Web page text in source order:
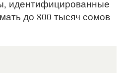
идентифицированные
до 800 тысяч сомов